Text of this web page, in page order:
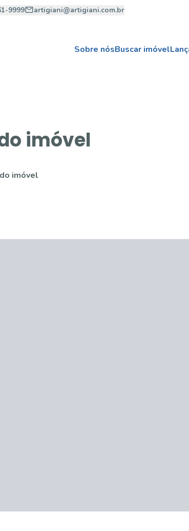
9999 artigiani@artigiani.com.br
Sobre nósBuscar imóvel
imóvel
imóvel